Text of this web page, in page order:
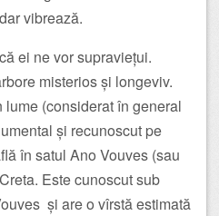
vibrează.
ei ne vor supraviețui.
misterios și longeviv.
(considerat în general
și recunoscut pe
în satul Ano Vouves (sau
Este cunoscut sub
și are o vîrstă estimată